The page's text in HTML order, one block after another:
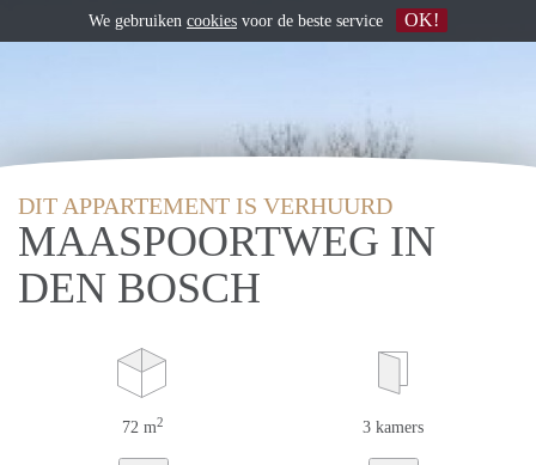
DIT APPARTEMENT IS VERHUURD
MAASPOORTWEG IN
DEN BOSCH
72 m2 3 kamers
We gebruiken cookies voor de beste service OK!